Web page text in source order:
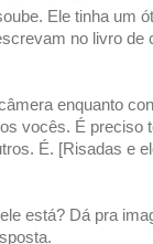
Ele tinha um
no livro de
enquanto
vocês. É preciso
É. [Risadas e
está? Dá pra